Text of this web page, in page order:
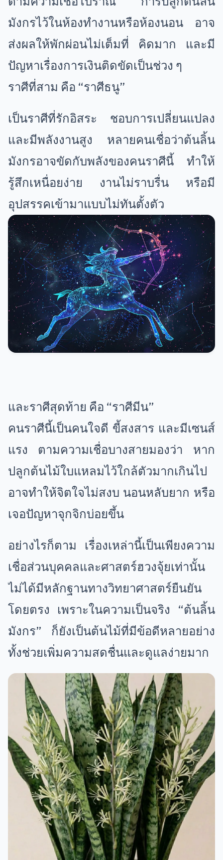
มังกรไว้ในห้องทำงานหรือห้องนอน อาจ
ส่งผลให้พักผ่อนไม่เต็มที่ คิดมาก และมี
ปัญหาเรื่องการเงินติดขัดเป็นช่วง ๆ
ราศีที่สาม คือ “ราศีธนู”
เป็นราศีที่รักอิสระ ชอบการเปลี่ยนแปลง
และมีพลังงานสูง หลายคนเชื่อว่าต้นลิ้น
มังกรอาจขัดกับพลังของคนราศีนี้ ทำให้
รู้สึกเหนื่อยง่าย งานไม่ราบรื่น หรือมี
อุปสรรคเข้ามาแบบไม่ทันตั้งตัว
และราศีสุดท้าย คือ “ราศีมีน”
คนราศีนี้เป็นคนใจดี ขี้สงสาร และมีเซนส์
แรง ตามความเชื่อบางสายมองว่า หาก
ปลูกต้นไม้ใบแหลมไว้ใกล้ตัวมากเกินไป
อาจทำให้จิตใจไม่สงบ นอนหลับยาก หรือ
เจอปัญหาจุกจิกบ่อยขึ้น
อย่างไรก็ตาม เรื่องเหล่านี้เป็นเพียงความ
เชื่อส่วนบุคคลและศาสตร์ฮวงจุ้ยเท่านั้น
ไม่ได้มีหลักฐานทางวิทยาศาสตร์ยืนยัน
โดยตรง เพราะในความเป็นจริง “ต้นลิ้น
มังกร” ก็ยังเป็นต้นไม้ที่มีข้อดีหลายอย่าง
ทั้งช่วยเพิ่มความสดชื่นและดูแลง่ายมาก